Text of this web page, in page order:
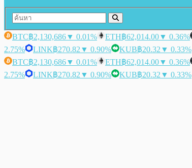
BTC฿2,130,686▼ 0.01% ETH฿62,014.00▼ 0.36%
2.75%
LINK฿270.82 ▼ 0.90% KUB฿20.32 ▼ 0.33%
BTC฿2,130,686▼ 0.01% ETH฿62,014.00▼ 0.36%
2.75%
LINK฿270.82 ▼ 0.90% KUB฿20.32 ▼ 0.33%